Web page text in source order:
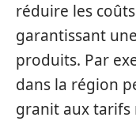
réduire les
garantissant
produits. Par
dans la région
granit aux tarifs